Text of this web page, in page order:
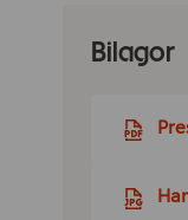
Bilagor